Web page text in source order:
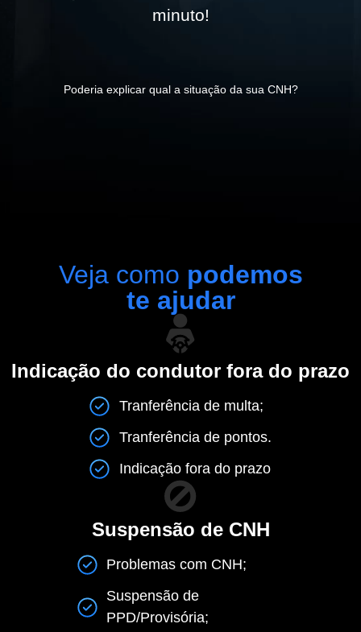
minuto!
Poderia explicar qual a situação da sua CNH?
Veja como podemos
te ajudar
Indicação do condutor fora do prazo
Tranferência de multa;
Tranferência de pontos.
Indicação fora do prazo
Suspensão de CNH
Problemas com CNH;
Suspensão de
PPD/Provisória;